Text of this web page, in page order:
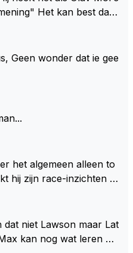
Het kan best dat
in een tijd zonder r
Geen wonder dat ie gee
het algemeen alleen to
hij zijn race-inzichten q
dus wat dat betreft h
niet Lawson maar Lat
kan nog wat leren va